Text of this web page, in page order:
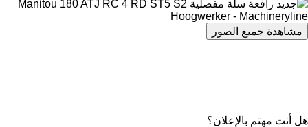
مشاهدة جميع الصور
هل أنت مهتم بالإعلان؟